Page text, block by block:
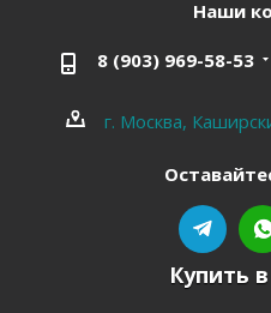
Наши
8 (903) 969-58-53
г. Москва,
Купить